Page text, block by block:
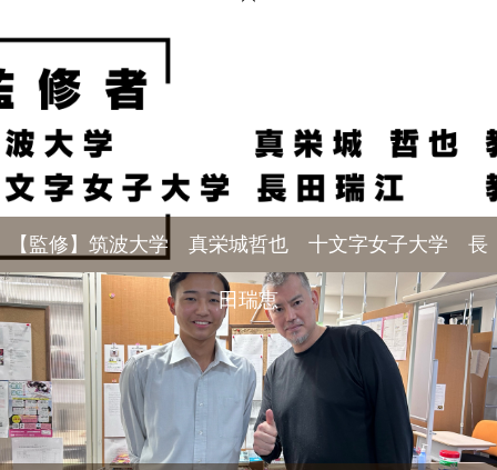
【監修】筑波大学 真栄城哲也 十文字女子大学 長
田瑞恵